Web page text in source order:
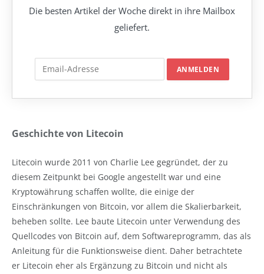
Die besten Artikel der Woche direkt in ihre Mailbox
geliefert.
Geschichte von Litecoin
Litecoin wurde 2011 von Charlie Lee gegründet, der zu
diesem Zeitpunkt bei Google angestellt war und eine
Kryptowährung schaffen wollte, die einige der
Einschränkungen von Bitcoin, vor allem die Skalierbarkeit,
beheben sollte. Lee baute Litecoin unter Verwendung des
Quellcodes von Bitcoin auf, dem Softwareprogramm, das als
Anleitung für die Funktionsweise dient. Daher betrachtete
er Litecoin eher als Ergänzung zu Bitcoin und nicht als